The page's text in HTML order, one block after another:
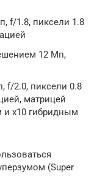
f/1.8, пиксели 1.8
12 Мп,
f/2.0, пиксели 0.8
матрицей
и x10 гибридным
(Super